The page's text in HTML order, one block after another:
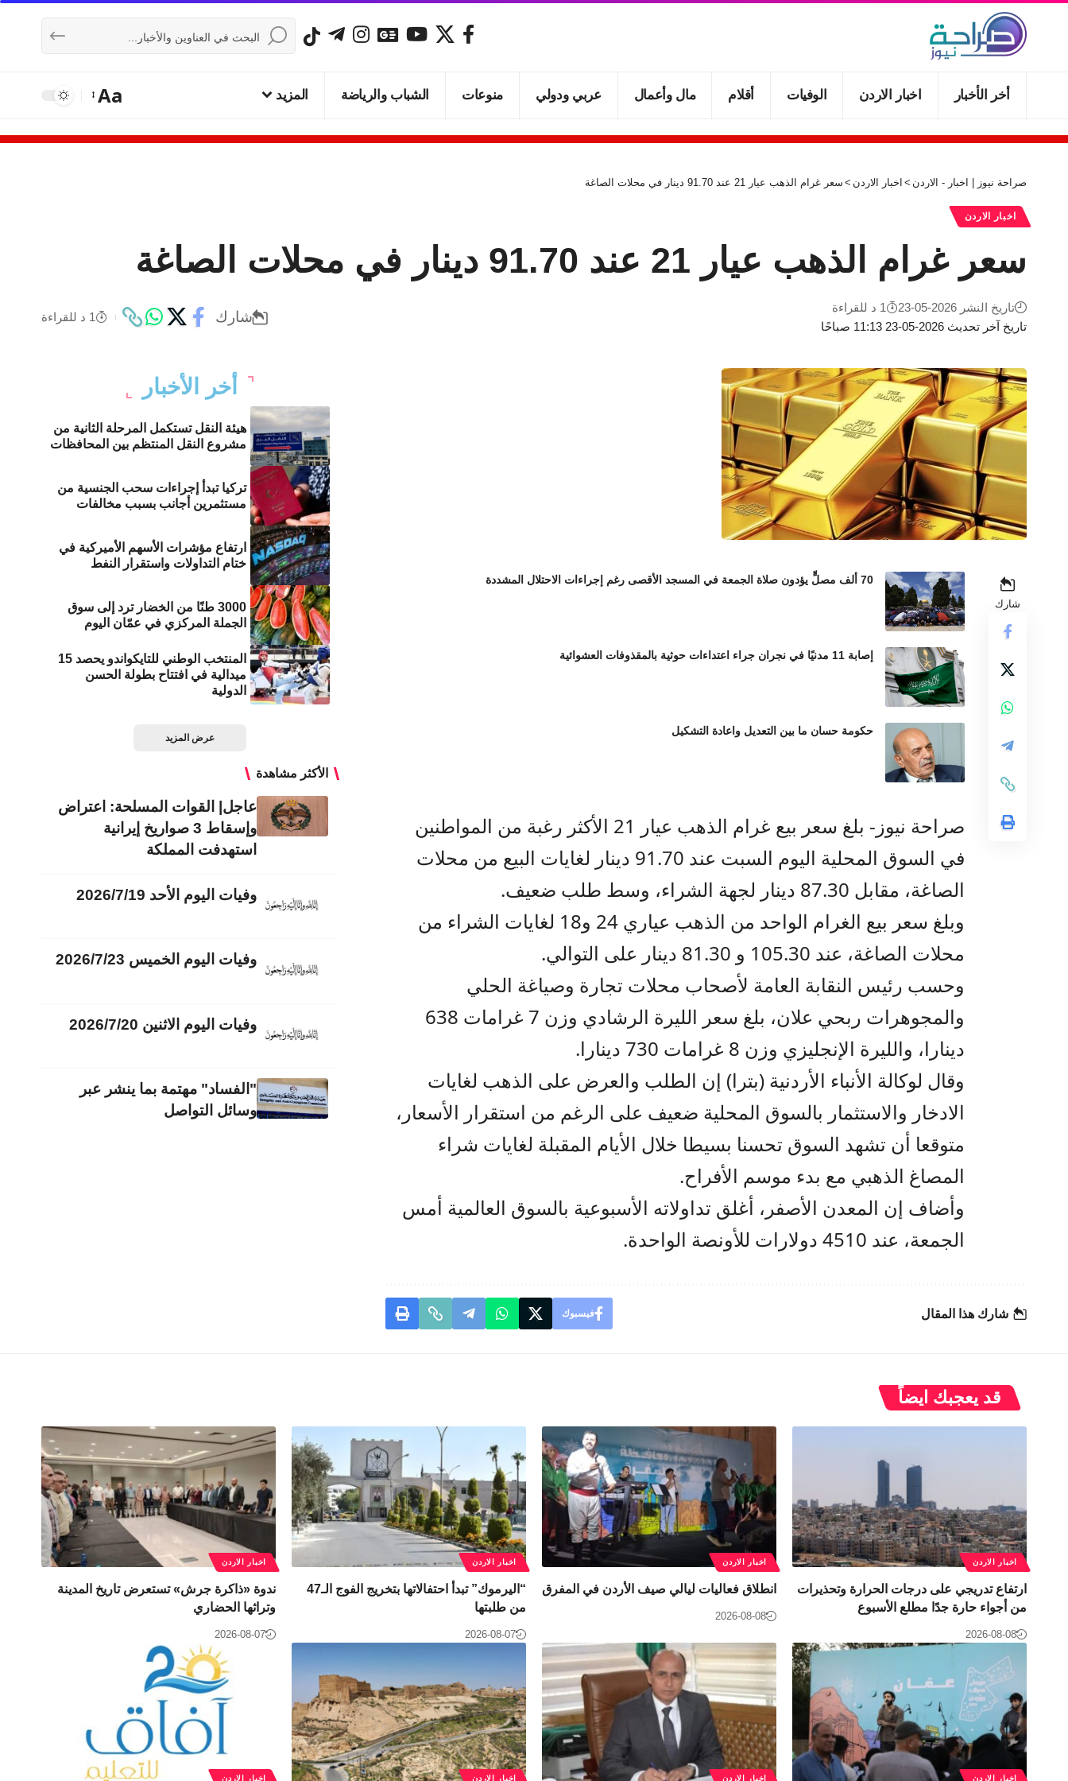
أخر الأخبار اخبار الاردن الوفيات أقلام مال وأعمال عربي ودولي منوعات الشباب والرياضة المزيد Aa
صراحة نيوز | اخبار - الاردن > اخبار الاردن > سعر غرام الذهب عيار 21 عند 91.70 دينار في محلات الصاغة
اخبار الاردن
سعر غرام الذهب عيار 21 عند 91.70 دينار في محلات الصاغة
تاريخ آخر تحديث 2026-05-23 11:13 صباحًا
تاريخ النشر 2026-05-23 1 د للقراءة
شارك 1 د للقراءة
شارك
70 ألف مصلٍّ يؤدون صلاة الجمعة في المسجد الأقصى رغم إجراءات الاحتلال المشددة
إصابة 11 مدنيًا في نجران جراء اعتداءات حوثية بالمقذوفات العشوائية
حكومة حسان ما بين التعديل واعادة التشكيل
صراحة نيوز- بلغ سعر بيع غرام الذهب عيار 21 الأكثر رغبة من المواطنين
في السوق المحلية اليوم السبت عند 91.70 دينار لغايات البيع من محلات
الصاغة، مقابل 87.30 دينار لجهة الشراء، وسط طلب ضعيف.
وبلغ سعر بيع الغرام الواحد من الذهب عياري 24 و18 لغايات الشراء من
محلات الصاغة، عند 105.30 و 81.30 دينار على التوالي.
وحسب رئيس النقابة العامة لأصحاب محلات تجارة وصياغة الحلي
والمجوهرات ربحي علان، بلغ سعر الليرة الرشادي وزن 7 غرامات 638
دينارا، والليرة الإنجليزي وزن 8 غرامات 730 دينارا.
وقال لوكالة الأنباء الأردنية (بترا) إن الطلب والعرض على الذهب لغايات
الادخار والاستثمار بالسوق المحلية ضعيف على الرغم من استقرار الأسعار،
متوقعا أن تشهد السوق تحسنا بسيطا خلال الأيام المقبلة لغايات شراء
المصاغ الذهبي مع بدء موسم الأفراح.
وأضاف إن المعدن الأصفر، أغلق تداولاته الأسبوعية بالسوق العالمية أمس
الجمعة، عند 4510 دولارات للأونصة الواحدة.
شارك هذا المقال فيسبوك
أخر الأخبار
هيئة النقل تستكمل المرحلة الثانية من
مشروع النقل المنتظم بين المحافظات
تركيا تبدأ إجراءات سحب الجنسية من
مستثمرين أجانب بسبب مخالفات
ارتفاع مؤشرات الأسهم الأميركية في
ختام التداولات واستقرار النفط
3000 طنًا من الخضار ترد إلى سوق
الجملة المركزي في عمّان اليوم
المنتخب الوطني للتايكواندو يحصد 15
ميدالية في افتتاح بطولة الحسن
الدولية
عرض المزيد
الأكثر مشاهدة
عاجل| القوات المسلحة: اعتراض
وإسقاط 3 صواريخ إيرانية
استهدفت المملكة
وفيات اليوم الأحد 2026/7/19
وفيات اليوم الخميس 2026/7/23
وفيات اليوم الاثنين 2026/7/20
"الفساد" مهتمة بما ينشر عبر
وسائل التواصل
قد يعجبك ايضاً
اخبار الاردن
ارتفاع تدريجي على درجات الحرارة وتحذيرات
من أجواء حارة جدًا مطلع الأسبوع
2026-08-08
اخبار الاردن
انطلاق فعاليات ليالي صيف الأردن في المفرق
2026-08-08
اخبار الاردن
“اليرموك” تبدأ احتفالاتها بتخريج الفوج الـ47
من طلبتها
2026-08-07
اخبار الاردن
ندوة «ذاكرة جرش» تستعرض تاريخ المدينة
وتراثها الحضاري
2026-08-07
اخبار الاردن اخبار الاردن اخبار الاردن اخبار الاردن